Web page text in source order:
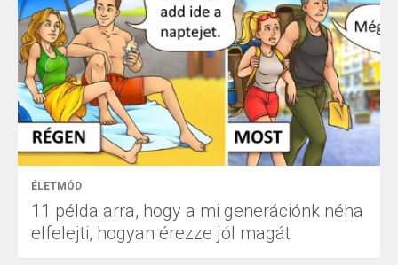
ÉLETMÓD
11 példa arra, hogy a mi generációnk néha
elfelejti, hogyan érezze jól magát